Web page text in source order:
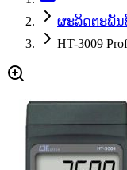
ຜະລິດຕະພັນ
HT-3009